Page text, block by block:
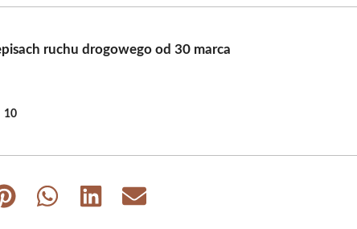
ruchu drogowego od 30 marca
10
Share
Share
Share
Share